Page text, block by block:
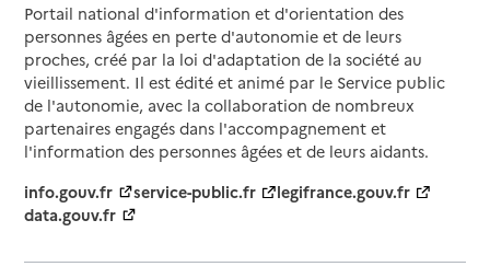
Portail national d'information et d'orientation des
personnes âgées en perte d'autonomie et de leurs
proches, créé par la loi d'adaptation de la société au
vieillissement. Il est édité et animé par le Service public
de l'autonomie, avec la collaboration de nombreux
partenaires engagés dans l'accompagnement et
l'information des personnes âgées et de leurs aidants.
info.gouv.fr
service-public.fr
legifrance.gouv.fr
data.gouv.fr